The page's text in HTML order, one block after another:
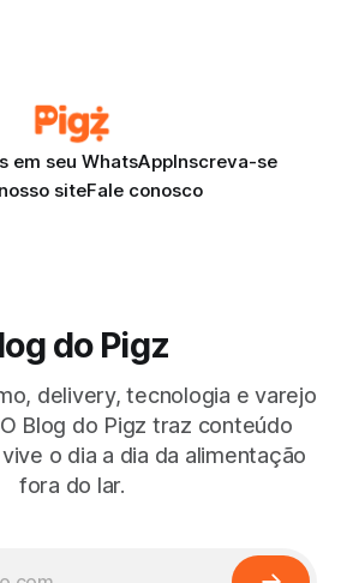
ideia simples, uma receita
em seu WhatsAppInscreva-se
siteFale conosco
do Pigz
delivery, tecnologia e varejo
Blog do Pigz traz conteúdo
o dia a dia da alimentação
fora do lar.